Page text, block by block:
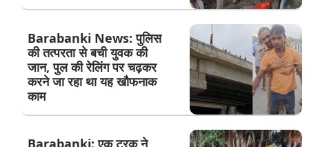
Barabanki News: पुलिस
की तत्परता से बची युवक की
जान, पुल की रेलिंग पर चढ़कर
करने जा रहा था यह खौफनाक
काम
Barabanki: एक ट्रक ने